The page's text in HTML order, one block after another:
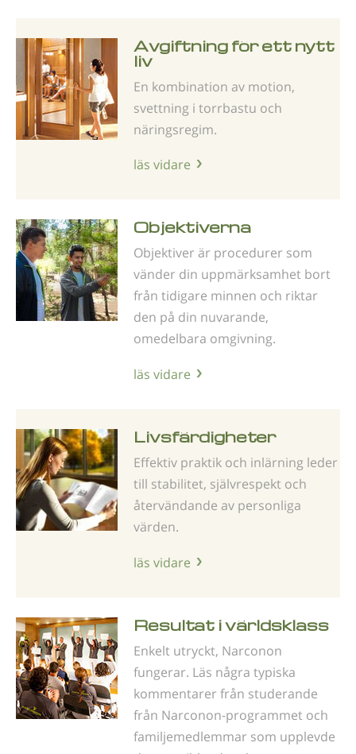
Avgiftning för ett nytt
liv
En kombination av motion,
svettning i torrbastu och
näringsregim.
läs vidare
Objektiverna
Objektiver är procedurer som
vänder din uppmärksamhet bort
från tidigare minnen och riktar
den på din nuvarande,
omedelbara omgivning.
läs vidare
Livsfärdigheter
Effektiv praktik och inlärning leder
till stabilitet, självrespekt och
återvändande av personliga
värden.
läs vidare
Resultat i världsklass
Enkelt utryckt, Narconon
fungerar. Läs några typiska
kommentarer från studerande
från Narconon-programmet och
familjemedlemmar som upplevde